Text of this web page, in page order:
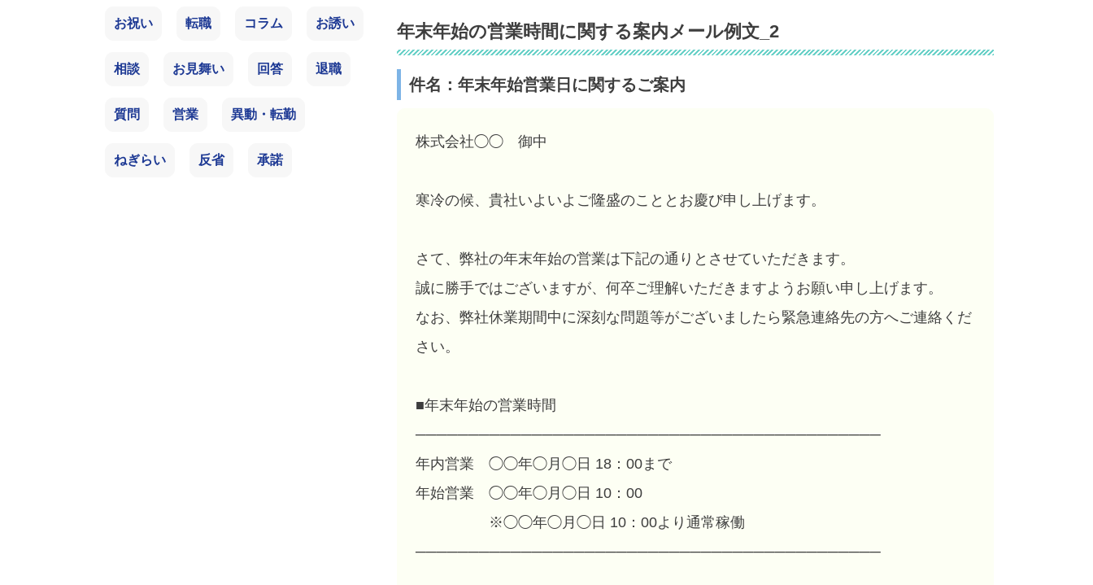
年末年始の営業時間に関する案内メール例文_2
件名：年末年始営業日に関するご案内
株式会社◯◯ 御中
寒冷の候、貴社いよいよご隆盛のこととお慶び申し上げます。
さて、弊社の年末年始の営業は下記の通りとさせていただきます。
誠に勝手ではございますが、何卒ご理解いただきますようお願い申し上げます。
なお、弊社休業期間中に深刻な問題等がございましたら緊急連絡先の方へご連絡くだ
さい。
■年末年始の営業時間
────────────────────────────────────────────
年内営業 ◯◯年◯月◯日 18：00まで
年始営業 ◯◯年◯月◯日 10：00
※◯◯年◯月◯日 10：00より通常稼働
────────────────────────────────────────────
お祝い 転職 コラム お誘い
相談 お見舞い 回答 退職
質問 営業 異動・転勤
ねぎらい 反省 承諾